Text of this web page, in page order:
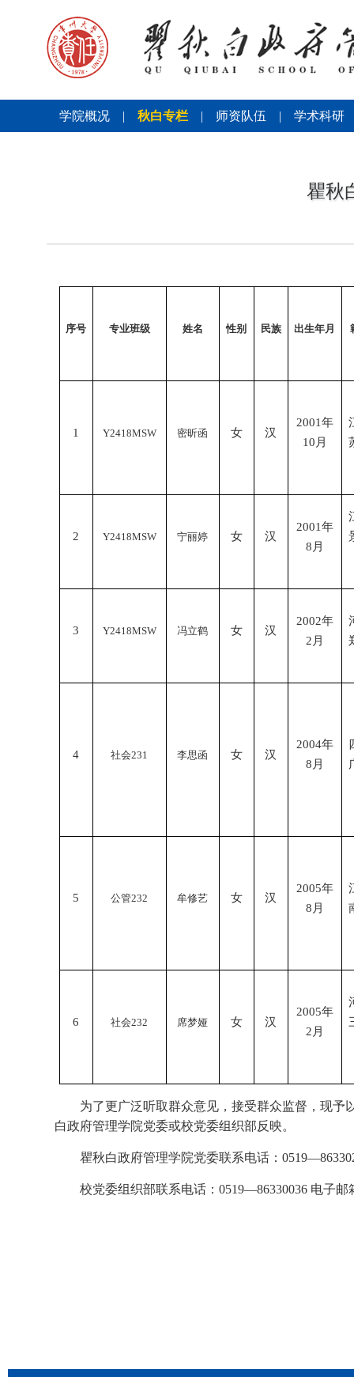
学院概况 | 秋白专栏 | 师资队伍 | 学术科研
瞿秋
序号 专业班级 姓名 性别 民族 出生年月
1 Y2418MSW 密昕函 女 汉
2001年
10 月
2 Y2418MSW 宁丽婷 女 汉
2001年
8 月
3 Y2418MSW 冯立鹤 女 汉
2002年
2 月
4 社会231 李思函 女 汉
2004年
8 月
5 公管232 牟修艺 女 汉
2005年
8 月
6 社会232 席梦娅 女 汉
2005年
2 月
为了更广泛听取群众意见，接受群众监督，现予
白政府管理学院党委或校党委组织部反映。
瞿秋白政府管理学院党委联系电话：
校党委组织部联系电话：0519—86330036 电子邮